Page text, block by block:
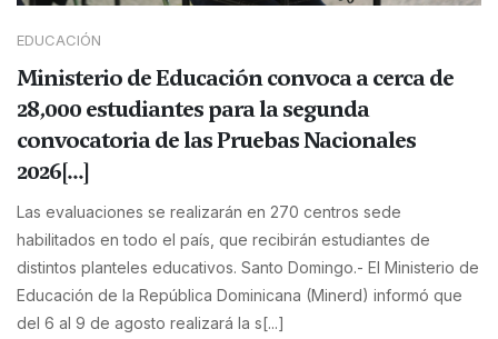
EDUCACIÓN
Ministerio de Educación convoca a cerca de
28,000 estudiantes para la segunda
convocatoria de las Pruebas Nacionales
2026[...]
Las evaluaciones se realizarán en 270 centros sede
habilitados en todo el país, que recibirán estudiantes de
distintos planteles educativos. Santo Domingo.- El Ministerio de
Educación de la República Dominicana (Minerd) informó que
del 6 al 9 de agosto realizará la s[...]